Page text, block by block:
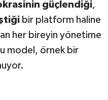
güçlendiği,
bir platform haline
her bireyin yönetime
model, örnek bir